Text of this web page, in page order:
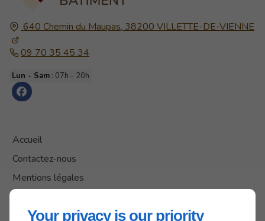
Your privacy is our priority
640 Chemin du Maupas, 38200 VILLETTE-DE-VIENNE
09 70 35 45 34
Lun - Sam : 07h - 20h
Accueil
Contactez-nous
Mentions légales